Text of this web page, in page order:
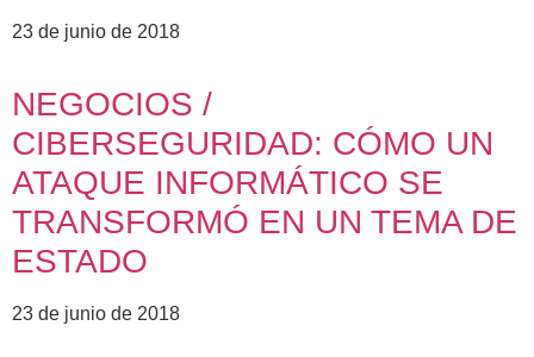
23 de junio de 2018
NEGOCIOS /
CIBERSEGURIDAD: CÓMO UN
ATAQUE INFORMÁTICO SE
TRANSFORMÓ EN UN TEMA DE
ESTADO
23 de junio de 2018